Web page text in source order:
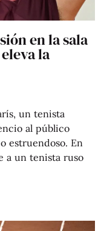
en la sala
la
un tenista
al público
estruendoso. En
a un tenista ruso